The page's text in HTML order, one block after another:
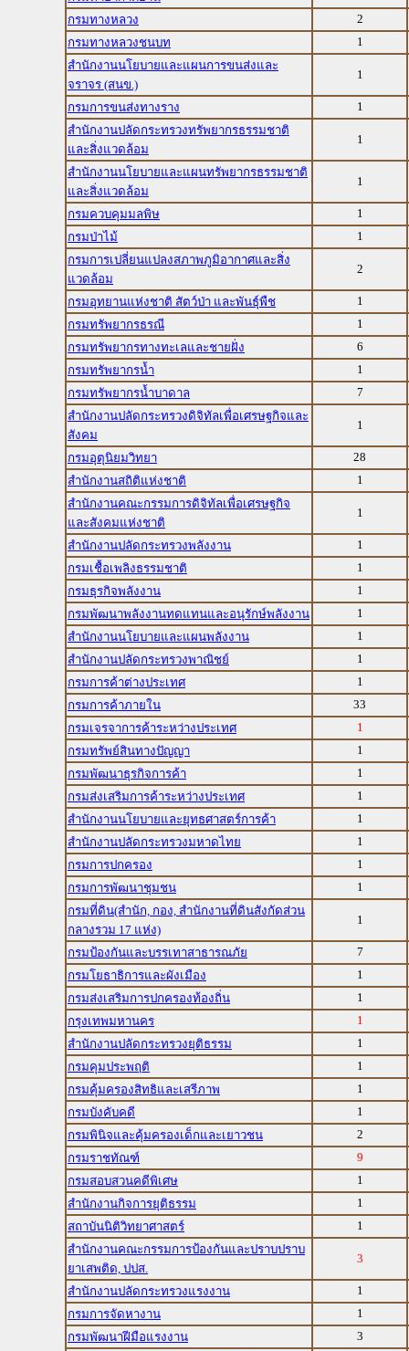
กรมทางหลวง
2
กรมทางหลวงชนบท
1
สำนักงานนโยบายและแผนการขนส่งและ
จราจร (สนข.)
1
กรมการขนส่งทางราง
1
สำนักงานปลัดกระทรวงทรัพยากรธรรมชาติ
และสิ่งแวดล้อม
1
สำนักงานนโยบายและแผนทรัพยากรธรรมชาติ
และสิ่งแวดล้อม
1
กรมควบคุมมลพิษ
1
กรมป่าไม้
1
กรมการเปลี่ยนแปลงสภาพภูมิอากาศและสิ่ง
แวดล้อม
2
กรมอุทยานแห่งชาติ สัตว์ป่า และพันธุ์พืช
1
กรมทรัพยากรธรณี
1
กรมทรัพยากรทางทะเลและชายฝั่ง
6
กรมทรัพยากรน้ำ
1
กรมทรัพยากรน้ำบาดาล
7
สำนักงานปลัดกระทรวงดิจิทัลเพื่อเศรษฐกิจและ
สังคม
1
กรมอุตุนิยมวิทยา
28
สำนักงานสถิติแห่งชาติ
1
สำนักงานคณะกรรมการดิจิทัลเพื่อเศรษฐกิจ
และสังคมแห่งชาติ
1
สำนักงานปลัดกระทรวงพลังงาน
1
กรมเชื้อเพลิงธรรมชาติ
1
กรมธุรกิจพลังงาน
1
กรมพัฒนาพลังงานทดแทนและอนุรักษ์พลังงาน
1
สำนักงานนโยบายและแผนพลังงาน
1
สำนักงานปลัดกระทรวงพาณิชย์
1
กรมการค้าต่างประเทศ
1
กรมการค้าภายใน
33
กรมเจรจาการค้าระหว่างประเทศ
1
กรมทรัพย์สินทางปัญญา
1
กรมพัฒนาธุรกิจการค้า
1
กรมส่งเสริมการค้าระหว่างประเทศ
1
สำนักงานนโยบายและยุทธศาสตร์การค้า
1
สำนักงานปลัดกระทรวงมหาดไทย
1
กรมการปกครอง
1
กรมการพัฒนาชุมชน
1
กรมที่ดิน(สำนัก, กอง, สำนักงานที่ดินสังกัดส่วน
กลางรวม 17 แห่ง)
1
กรมป้องกันและบรรเทาสาธารณภัย
7
กรมโยธาธิการและผังเมือง
1
กรมส่งเสริมการปกครองท้องถิ่น
1
กรุงเทพมหานคร
1
สำนักงานปลัดกระทรวงยุติธรรม
1
กรมคุมประพฤติ
1
กรมคุ้มครองสิทธิและเสรีภาพ
1
กรมบังคับคดี
1
กรมพินิจและคุ้มครองเด็กและเยาวชน
2
กรมราชทัณฑ์
9
กรมสอบสวนคดีพิเศษ
1
สำนักงานกิจการยุติธรรม
1
สถาบันนิติวิทยาศาสตร์
1
สำนักงานคณะกรรมการป้องกันและปราบปราบ
ยาเสพติด, ปปส.
3
สำนักงานปลัดกระทรวงแรงงาน
1
กรมการจัดหางาน
1
กรมพัฒนาฝีมือแรงงาน
3